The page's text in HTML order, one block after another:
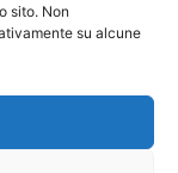
sito. Non
su alcune